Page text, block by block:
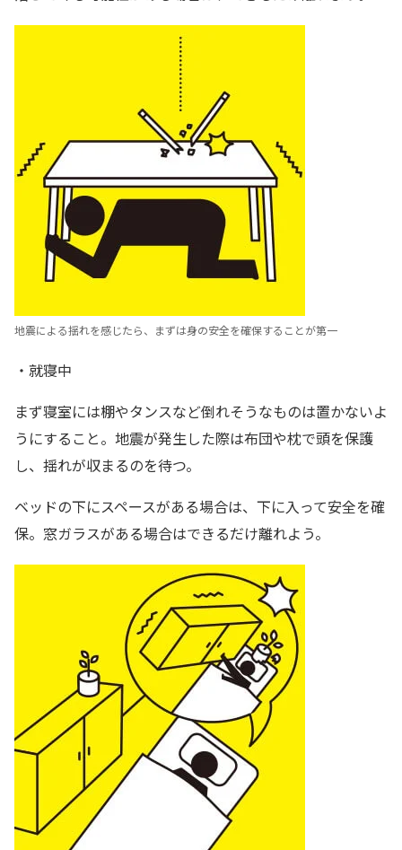
地震による揺れを感じたら、まずは身の安全を確保することが第一
・就寝中
まず寝室には棚やタンスなど倒れそうなものは置かないよ
うにすること。地震が発生した際は布団や枕で頭を保護
し、揺れが収まるのを待つ。
ベッドの下にスペースがある場合は、下に入って安全を確
保。窓ガラスがある場合はできるだけ離れよう。